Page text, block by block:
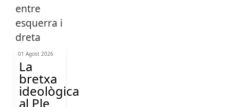
01 Agost 2026
La
bretxa
ideològica
al Ple